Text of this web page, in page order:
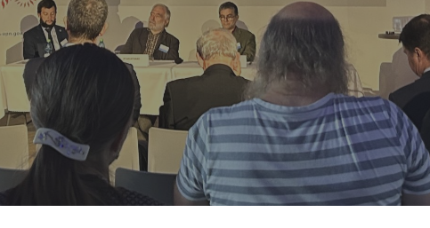
Butková No Comments